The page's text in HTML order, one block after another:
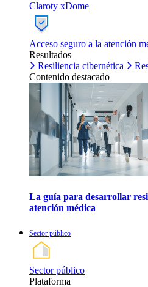
Claroty xDome
Acceso seguro a la atención
Resultados
Resiliencia cibernética
Contenido destacado
La guía para desarrollar
atención médica
Sector público
Sector público
Plataforma